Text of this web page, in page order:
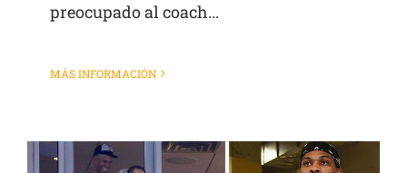
preocupado al coach...
MÁS INFORMACIÓN